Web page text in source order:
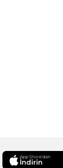
App Store'dan
İndirin